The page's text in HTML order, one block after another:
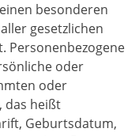
besonderen
gesetzlichen
Personenbezogene
oder
oder
das heißt
Geburtsdatum,